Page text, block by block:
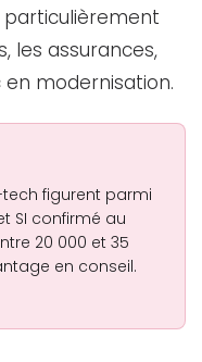
les assurances,
modernisation.
figurent parmi
SI confirmé au
20 000 et 35
en conseil.